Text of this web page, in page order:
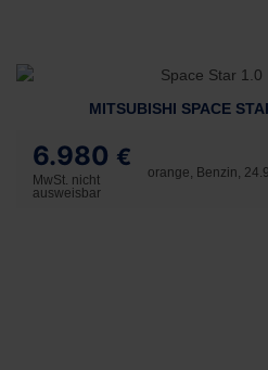
MITSUBISHI SPACE
6.980 €
MwSt. nicht
ausweisbar
orange, Benzin,